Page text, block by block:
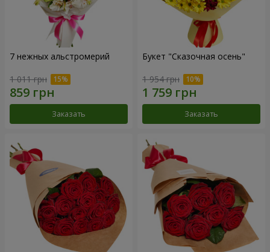
7 нежных альстромерий
1 011 грн
Заказать
Букет "Сказочная осень"
1 954 грн
Заказать